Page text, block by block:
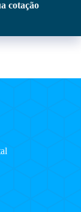
cotação